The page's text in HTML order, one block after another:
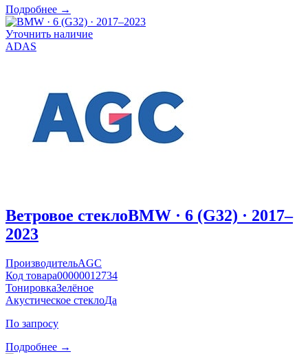
Подробнее →
Уточнить наличие
ADAS
Ветровое стеклоBMW · 6 (G32) · 2017–
2023
ПроизводительAGC
Код товара00000012734
ТонировкаЗелёное
Акустическое стеклоДа
По запросу
Подробнее →